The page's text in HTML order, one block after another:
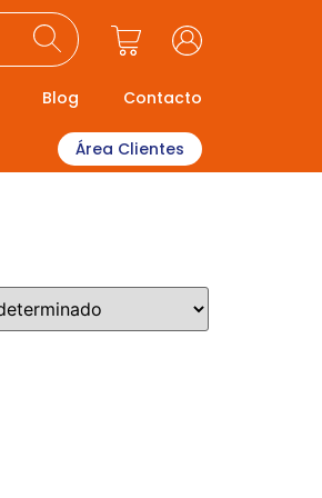
Blog Contacto
Área Clientes